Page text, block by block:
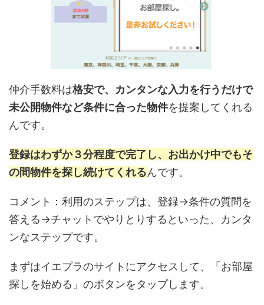
仲介手数料は格安で、カンタンな入力を行うだけで
未公開物件など条件に合った物件を提案してくれる
んです。
登録はわずか３分程度で完了し、お出かけ中でもそ
の間物件を探し続けてくれるんです。
コメント：利用のステップは、登録→条件の質問を
答える→チャットでやりとりするといった、カンタ
ンなステップです。
まずはイエプラのサイトにアクセスして、「お部屋
探しを始める」のボタンをタップします。